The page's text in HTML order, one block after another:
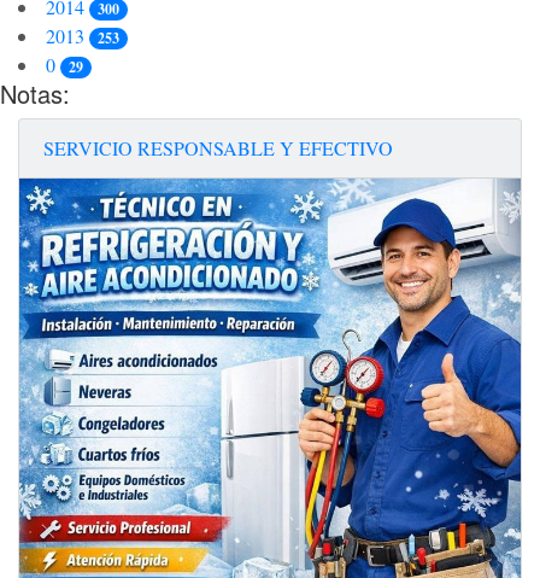
2014 300
2013 253
0 29
Notas:
SERVICIO RESPONSABLE Y EFECTIVO